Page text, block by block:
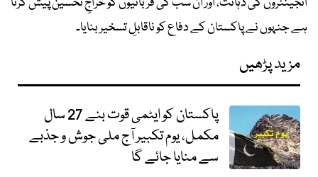
ہے جنہوں نے پاکستان کے دفاع کو ناقابلِ تسخیر بنایا۔
مزید پڑھیں
پاکستان کو ایٹمی قوت بنے 27 سال
مکمل، یوم تکبیر آج ملی جوش و جذبے
سے منایا جائے گا